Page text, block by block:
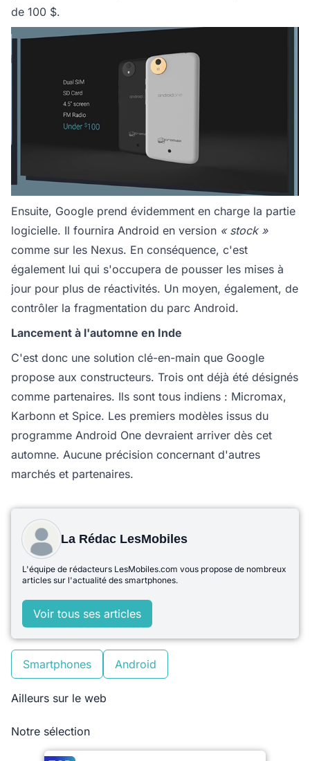
de 100 $.
Ensuite, Google prend évidemment en charge la partie
logicielle. Il fournira Android en version « stock »
comme sur les Nexus. En conséquence, c'est
également lui qui s'occupera de pousser les mises à
jour pour plus de réactivités. Un moyen, également, de
contrôler la fragmentation du parc Android.
Lancement à l'automne en Inde
C'est donc une solution clé-en-main que Google
propose aux constructeurs. Trois ont déjà été désignés
comme partenaires. Ils sont tous indiens : Micromax,
Karbonn et Spice. Les premiers modèles issus du
programme Android One devraient arriver dès cet
automne. Aucune précision concernant d'autres
marchés et partenaires.
La Rédac LesMobiles
L'équipe de rédacteurs LesMobiles.com vous propose de nombreux
articles sur l'actualité des smartphones.
Voir tous ses articles
Smartphones Android
Ailleurs sur le web
Notre sélection